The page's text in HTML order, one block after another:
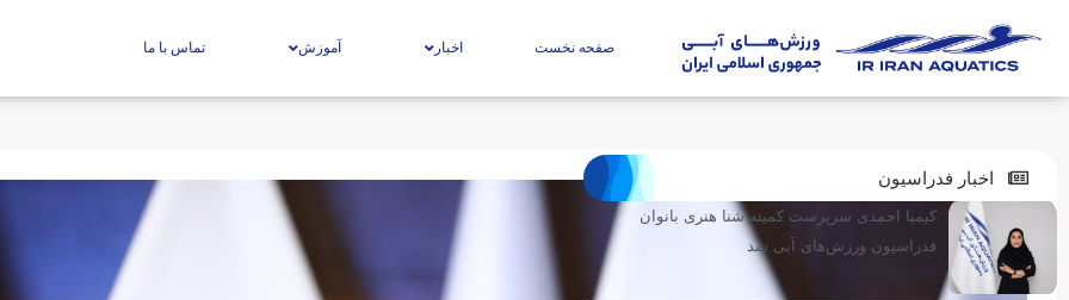
صفحه نخست اخبار آموزش تماس با ما
اخبار فدراسیون
کیمیا احمدی سرپرست کمیته شنا هنری بانوان
فدراسیون ورزش‌های آبی شد